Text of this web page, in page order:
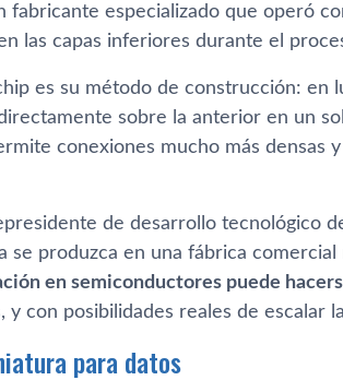
fabricante especializado que operó
las capas inferiores durante el
es su método de construcción: en
sobre la anterior en un
conexiones mucho más densas
de desarrollo tecnológico
se produzca en una fábrica
en semiconductores puede
y con posibilidades reales de escalar
para datos